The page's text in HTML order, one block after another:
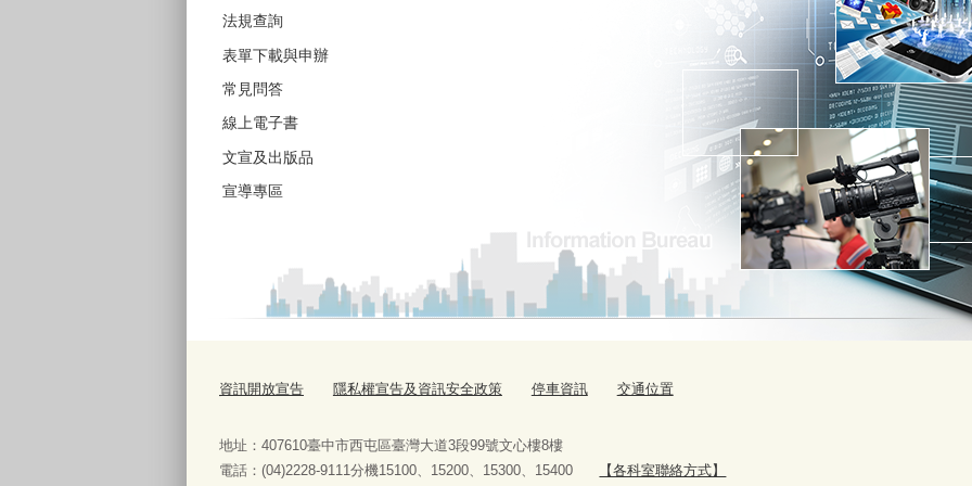
法規查詢
表單下載與申辦
常見問答
線上電子書
文宣及出版品
宣導專區
資訊開放宣告 隱私權宣告及資訊安全政策 停車資訊 交通位置
地址：407610臺中市西屯區臺灣大道3段99號文心樓8樓
電話：(04)2228-9111分機15100、15200、15300、15400
【各科室聯絡方式】